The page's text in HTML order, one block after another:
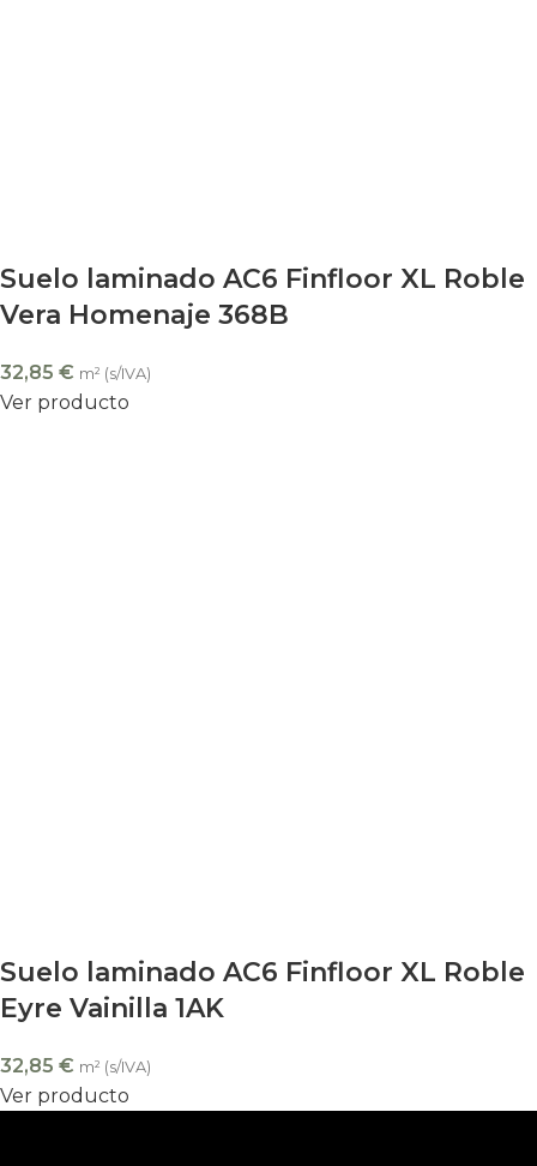
Suelo laminado AC6 Finfloor XL Roble
Vera Homenaje 368B
32,85 € m² (s/IVA)
Ver producto
Suelo laminado AC6 Finfloor XL Roble
Eyre Vainilla 1AK
32,85 € m² (s/IVA)
Ver producto